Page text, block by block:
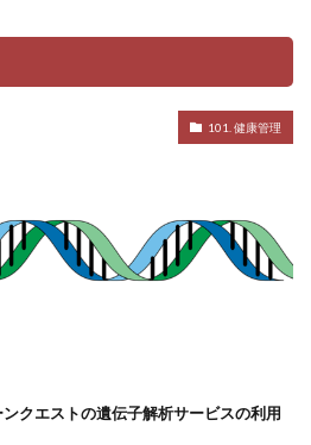
101. 健康管理
クエストの遺伝子解析サービスの利用